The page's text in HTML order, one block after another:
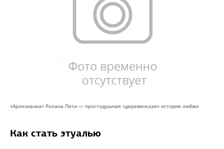
«Арлезианка» Ролана Пети — простодушная «деревенская» история любви
Как стать этуалью